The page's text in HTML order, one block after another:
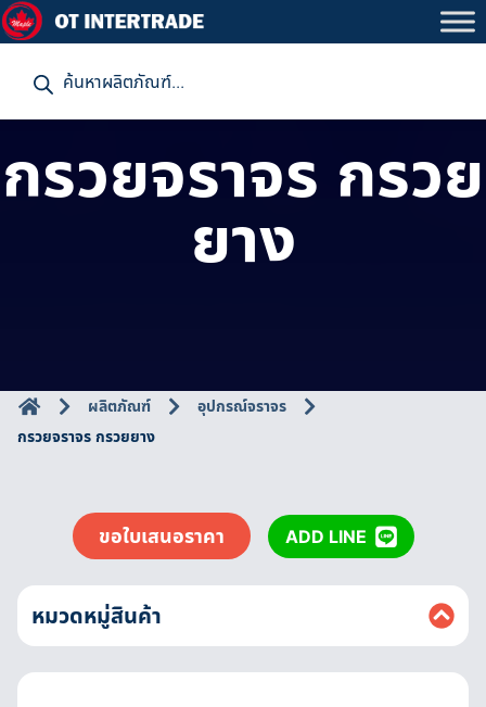
d
t
s
s
กรวยจราจร กรวย
ยาง
ผลิตภัณฑ์
อุปกรณ์จราจร
กรวยจราจร กรวยยาง
ขอใบเสนอราคา ADD LINE
หมวดหมู่สินค้า